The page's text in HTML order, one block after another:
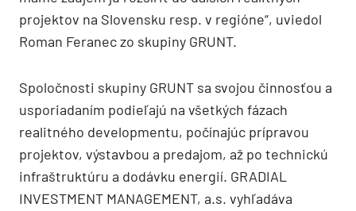
projektov na Slovensku resp. v regióne“, uviedol
Roman Feranec zo skupiny GRUNT.
Spoločnosti skupiny GRUNT sa svojou činnosťou a
usporiadaním podieľajú na všetkých fázach
realitného developmentu, počínajúc prípravou
projektov, výstavbou a predajom, až po technickú
infraštruktúru a dodávku energií. GRADIAL
INVESTMENT MANAGEMENT, a.s. vyhľadáva